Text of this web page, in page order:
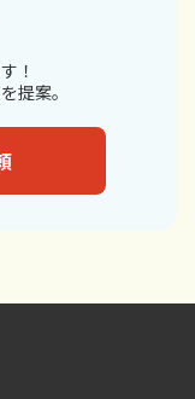
！
提案。